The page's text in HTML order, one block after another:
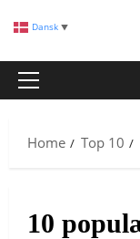
content
Primary
Home
Top 10
10
Dansk ▼